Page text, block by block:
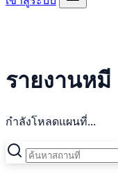
รายงานหมี
กำลังโหลดแผนที่...